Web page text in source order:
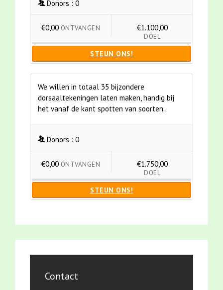
Donors : 0
€0,00 ONTVANGEN €1.100,00
DOEL
STEUN ONS!
We willen in totaal 35 bijzondere
dorsaaltekeningen laten maken, handig bij
het vanaf de kant spotten van soorten.
Donors : 0
€0,00 ONTVANGEN €1.750,00
DOEL
STEUN ONS!
Contact